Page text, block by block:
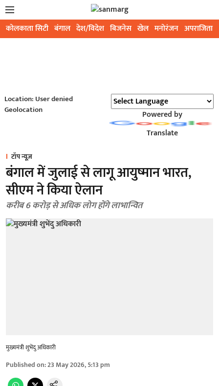
कोलकाता सिटी बंगाल देश/विदेश बिजनेस खेल मनोरंजन अपराजिता
Location: User denied
Geolocation
Powered by
Translate
टॉप न्यूज़
बंगाल में जुलाई से लागू आयुष्मान भारत,
सीएम ने किया ऐलान
करीब 6 करोड़ से अधिक लोग होंगे लाभान्वित
मुख्यमंत्री शुभेंदु अधिकारी
Published on:23 May 2026, 5:13 pm